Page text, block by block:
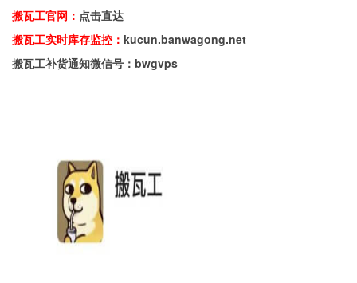
搬瓦工官网： 点击直达
搬瓦工实时库存监控： kucun.banwagong.net
搬瓦工补货通知微信号：bwgvps